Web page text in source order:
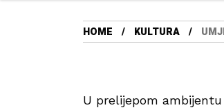
HOME KULTURA
U prelijepom